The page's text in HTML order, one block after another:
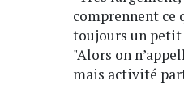
comprennent ce
toujours un petit
"Alors on
mais activité